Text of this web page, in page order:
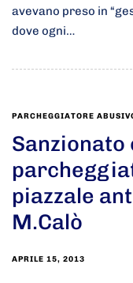
avevano preso in
dove ogni…
PARCHEGGIATORE
Sanzionato
piazzale
M.Calò
APRILE 15, 2013